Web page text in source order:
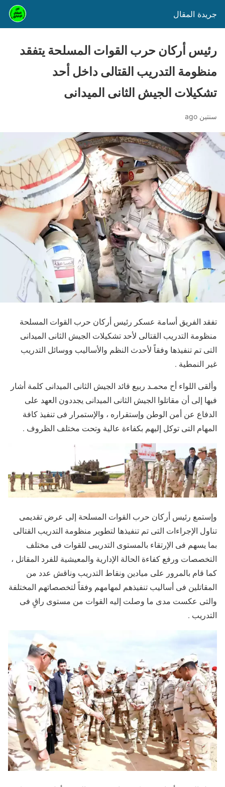
جريدة المقال
رئيس أركان حرب القوات المسلحة يتفقد
منظومة التدريب القتالى داخل أحد
تشكيلات الجيش الثانى الميدانى
سنتين ago
تفقد الفريق أسامة عسكر رئيس أركان حرب القوات المسلحة
منظومة التدريب القتالى لأحد تشكيلات الجيش الثانى الميدانى
التى تم تنفيذها وفقاً لأحدث النظم والأساليب ووسائل التدريب
غير النمطية .
وألقى اللواء أح محمـد ربيع قائد الجيش الثانى الميدانى كلمة أشار
فيها إلى أن مقاتلوا الجيش الثانى الميدانى يجددون العهد على
الدفاع عن أمن الوطن وإستقراره ، والإستمرار فى تنفيذ كافة
المهام التى توكل إليهم بكفاءة عالية وتحت مختلف الظروف .
وإستمع رئيس أركان حرب القوات المسلحة إلى عرض تقديمى
تناول الإجراءات التى تم تنفيذها لتطوير منظومة التدريب القتالى
بما يسهم فى الإرتقاء بالمستوى التدريبى للقوات فى مختلف
التخصصات ورفع كفاءة الحالة الإدارية والمعيشية للفرد المقاتل ،
كما قام بالمرور على ميادين ونقاط التدريب وناقش عدد من
المقاتلين فى أساليب تنفيذهم لمهامهم وفقاً لتخصصاتهم المختلفة
والتى عكست مدى ما وصلت إليه القوات من مستوى راقٍ فى
التدريب .